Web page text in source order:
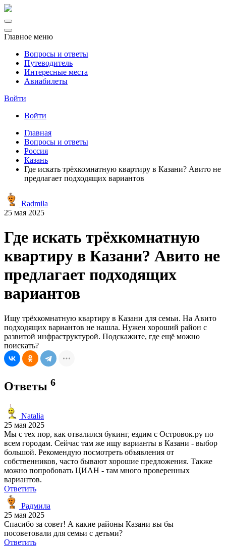
Главное меню
Вопросы и ответы
Путеводитель
Интересные места
Авиабилеты
Войти
Войти
Главная
Вопросы и ответы
Россия
Казань
Где искать трёхкомнатную квартиру в Казани? Авито не
предлагает подходящих вариантов
Radmila
25 мая 2025
Где искать трёхкомнатную
квартиру в Казани? Авито не
предлагает подходящих
вариантов
Ищу трёхкомнатную квартиру в Казани для семьи. На Авито
подходящих вариантов не нашла. Нужен хороший район с
развитой инфраструктурой. Подскажите, где ещё можно
поискать?
Ответы 6
Natalia
25 мая 2025
Мы с тех пор, как отвалился букинг, ездим с Островок.ру по
всем городам. Сейчас там же ищу варианты в Казани - выбор
большой. Рекомендую посмотреть объявления от
собственников, часто бывают хорошие предложения. Также
можно попробовать ЦИАН - там много проверенных
вариантов.
Ответить
Радмила
25 мая 2025
Спасибо за совет! А какие районы Казани вы бы
посоветовали для семьи с детьми?
Ответить